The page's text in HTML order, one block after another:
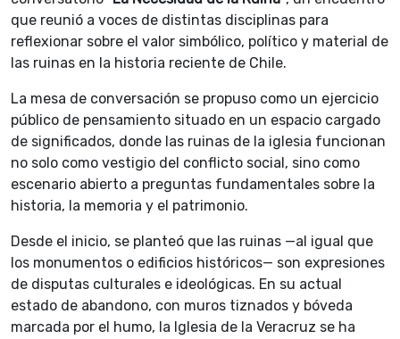
que reunió a voces de distintas disciplinas para
reflexionar sobre el valor simbólico, político y material de
las ruinas en la historia reciente de Chile.
La mesa de conversación se propuso como un ejercicio
público de pensamiento situado en un espacio cargado
de significados, donde las ruinas de la iglesia funcionan
no solo como vestigio del conflicto social, sino como
escenario abierto a preguntas fundamentales sobre la
historia, la memoria y el patrimonio.
Desde el inicio, se planteó que las ruinas —al igual que
los monumentos o edificios históricos— son expresiones
de disputas culturales e ideológicas. En su actual
estado de abandono, con muros tiznados y bóveda
marcada por el humo, la Iglesia de la Veracruz se ha